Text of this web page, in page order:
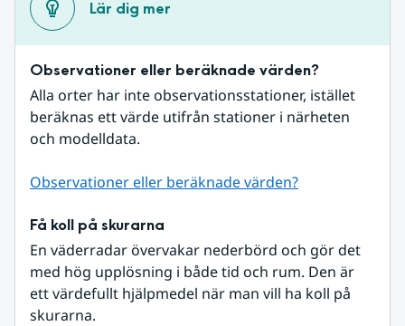
Lär dig mer
Observationer eller beräknade värden?
Alla orter har inte observationsstationer, istället
beräknas ett värde utifrån stationer i närheten
och modelldata.
Observationer eller beräknade värden?
Få koll på skurarna
En väderradar övervakar nederbörd och gör det
med hög upplösning i både tid och rum. Den är
ett värdefullt hjälpmedel när man vill ha koll på
skurarna.